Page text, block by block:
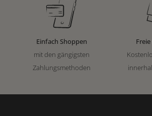
Einfach Shoppen
mit den gängigsten
Zahlungsmethoden